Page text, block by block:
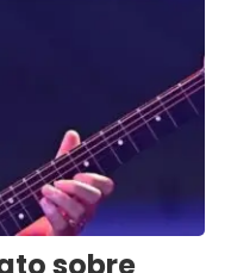
sobre